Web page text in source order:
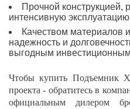
Прочной конструкцией,
интенсивную
Качеством материалов
надежность и
выгодным
Чтобы купить Подъемник
проекта - обратитесь в
официальным дилером